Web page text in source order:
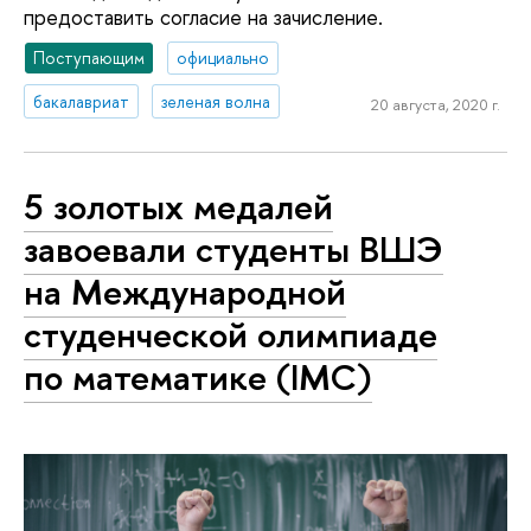
предоставить согласие на зачисление.
Поступающим
официально
бакалавриат
зеленая волна 20 августа, 2020 г.
5 золотых медалей
завоевали студенты ВШЭ
на Международной
студенческой олимпиаде
по математике (IMC)